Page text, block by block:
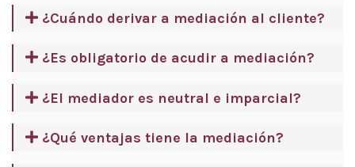
¿Cuándo derivar a mediación al cliente?
¿Es obligatorio de acudir a mediación?
¿El mediador es neutral e imparcial?
¿Qué ventajas tiene la mediación?